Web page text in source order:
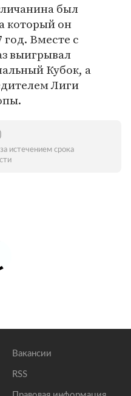
был
который он
год. Вместе с
выигрывал
Кубок, а
Лиги
истечением срока
Вакансии
RSS